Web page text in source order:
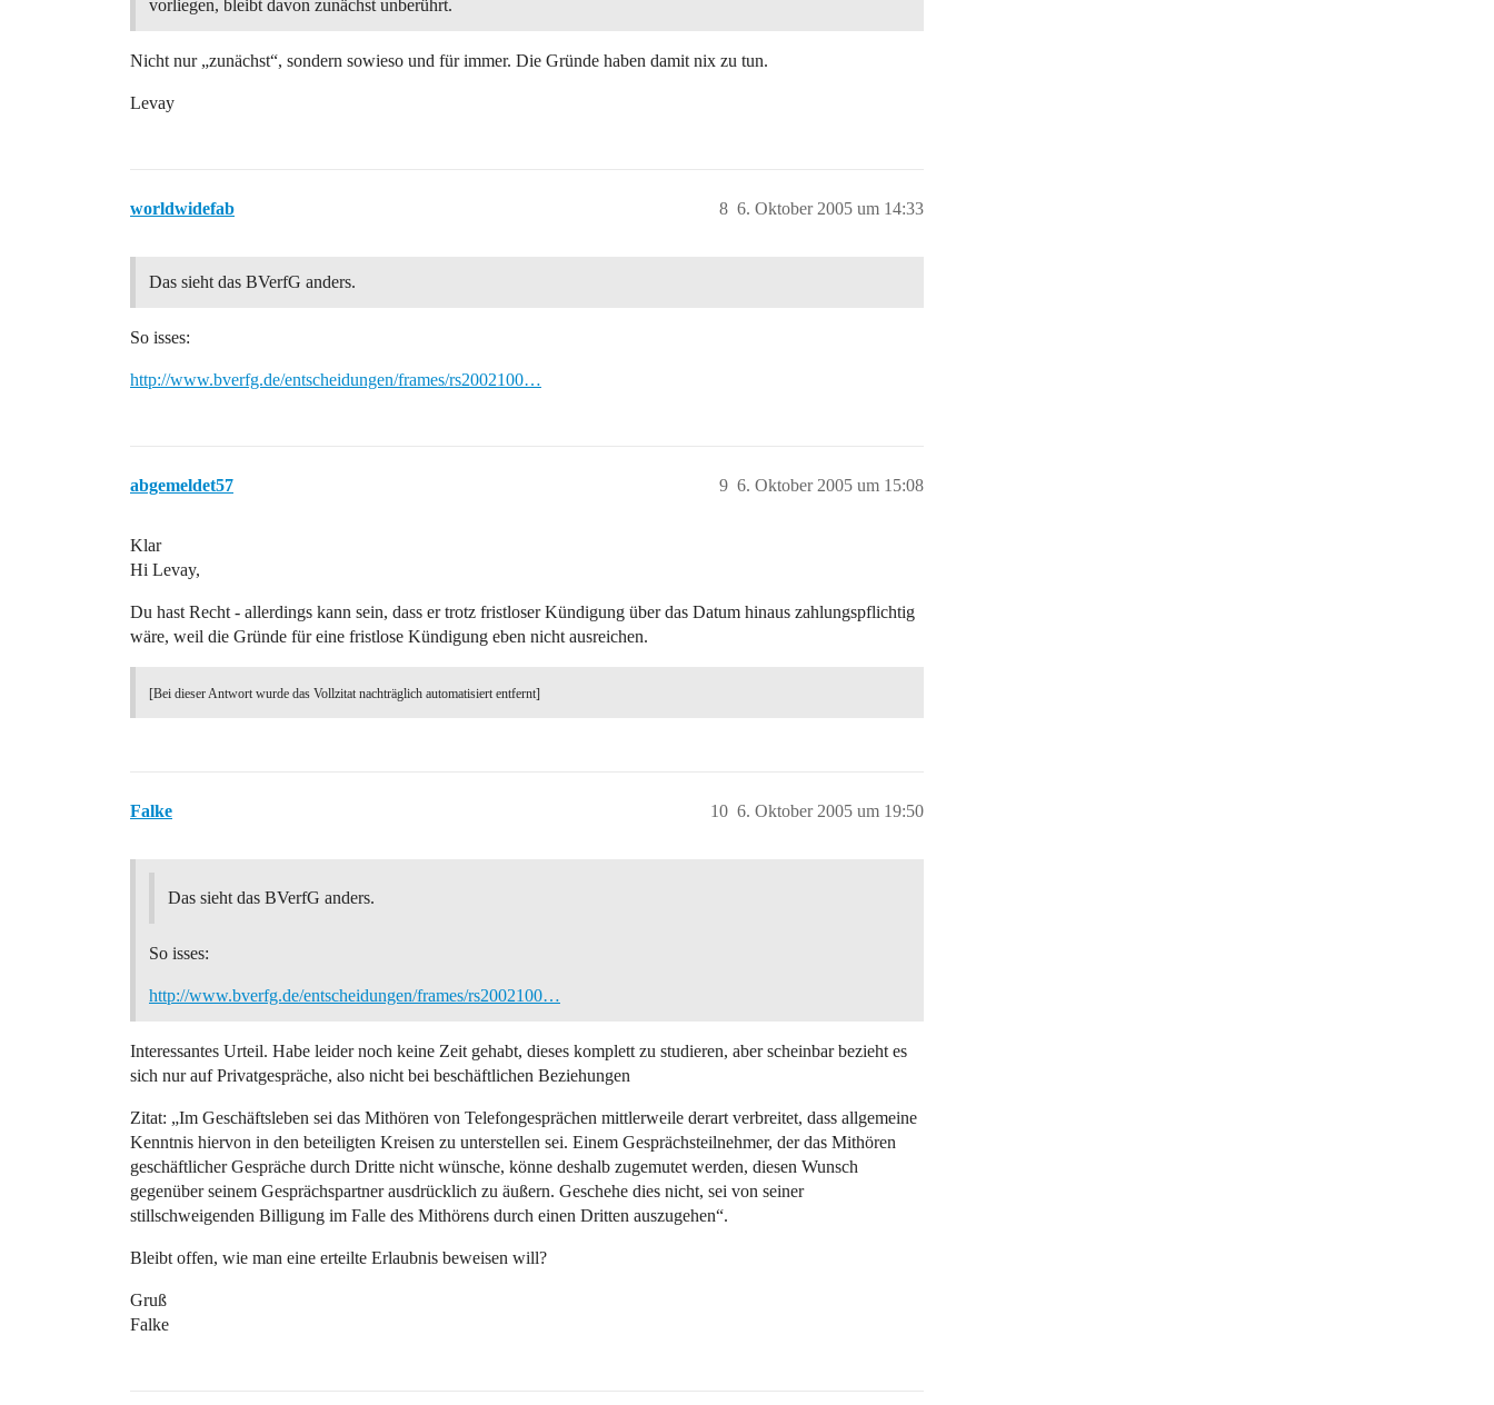
vorliegen, bleibt davon zunächst unberührt.
Nicht nur „zunächst“, sondern sowieso und für immer. Die Gründe haben damit nix zu tun.
Levay
worldwidefab 6. Oktober 2005 um 14:33
8
Das sieht das BVerfG anders.
So isses:
http://www.bverfg.de/entscheidungen/frames/rs2002100…
abgemeldet57 6. Oktober 2005 um 15:08
9
Klar
Hi Levay,
Du hast Recht - allerdings kann sein, dass er trotz fristloser Kündigung über das Datum hinaus zahlungspflichtig
wäre, weil die Gründe für eine fristlose Kündigung eben nicht ausreichen.
[Bei dieser Antwort wurde das Vollzitat nachträglich automatisiert entfernt]
Falke 6. Oktober 2005 um 19:50
10
Das sieht das BVerfG anders.
So isses:
http://www.bverfg.de/entscheidungen/frames/rs2002100…
Interessantes Urteil. Habe leider noch keine Zeit gehabt, dieses komplett zu studieren, aber scheinbar bezieht es
sich nur auf Privatgespräche, also nicht bei beschäftlichen Beziehungen
Zitat: „Im Geschäftsleben sei das Mithören von Telefongesprächen mittlerweile derart verbreitet, dass allgemeine
Kenntnis hiervon in den beteiligten Kreisen zu unterstellen sei. Einem Gesprächsteilnehmer, der das Mithören
geschäftlicher Gespräche durch Dritte nicht wünsche, könne deshalb zugemutet werden, diesen Wunsch
gegenüber seinem Gesprächspartner ausdrücklich zu äußern. Geschehe dies nicht, sei von seiner
stillschweigenden Billigung im Falle des Mithörens durch einen Dritten auszugehen“.
Bleibt offen, wie man eine erteilte Erlaubnis beweisen will?
Gruß
Falke